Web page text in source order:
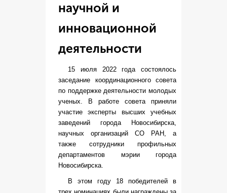
научной и
инновационной
деятельности
15 июля 2022 года состоялось
заседание координационного совета
по поддержке деятельности молодых
ученых. В работе совета приняли
участие эксперты высших учебных
заведений города Новосибирска,
научных организаций СО РАН, а
также сотрудники профильных
департаментов мэрии города
Новосибирска.
В этом году 18 победителей в